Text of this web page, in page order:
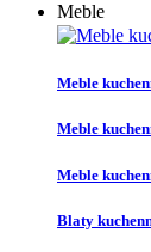
Meble
Meble
Meble
Meble
Blaty